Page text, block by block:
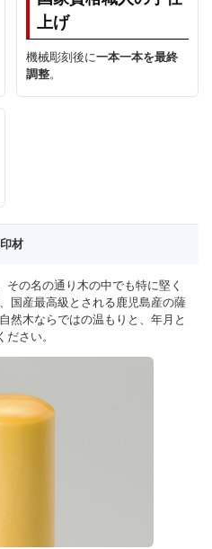
上げ
機械彫刻後に一本一本を最終
調整。
材
その名の通り木の中でも特に堅く
国産最高級とされる鹿児島産の薩
然木ならではの温もりと、年月と
さい。